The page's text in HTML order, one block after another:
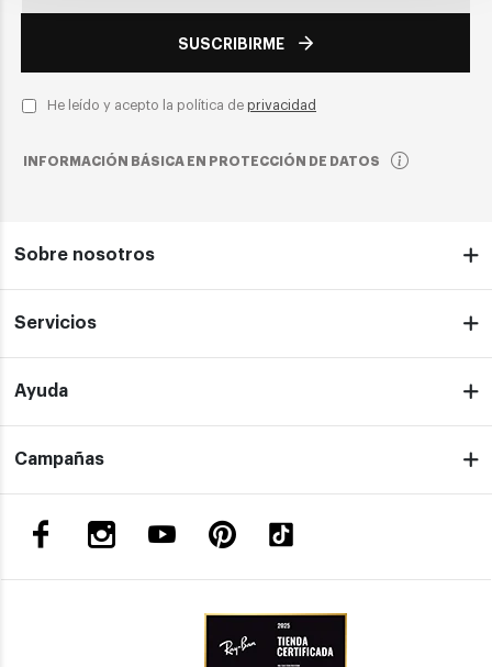
SUSCRIBIRME
He leído y acepto la política de privacidad
INFORMACIÓN BÁSICA EN PROTECCIÓN DE DATOS
Sobre nosotros
Servicios
Ayuda
Campañas